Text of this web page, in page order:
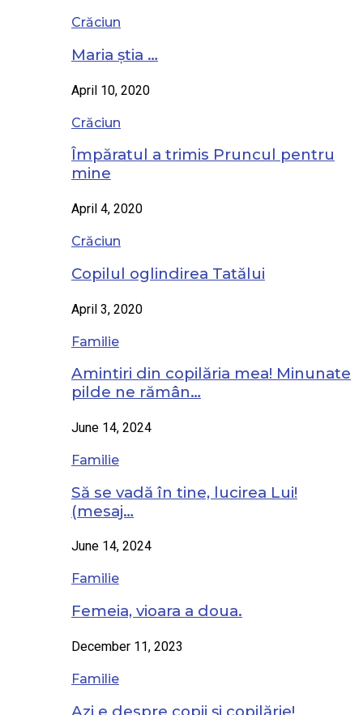
Crăciun
Maria știa …
April 10, 2020
Crăciun
Împăratul a trimis Pruncul pentru
mine
April 4, 2020
Crăciun
Copilul oglindirea Tatălui
April 3, 2020
Familie
Amintiri din copilăria mea! Minunate
pilde ne rămân…
June 14, 2024
Familie
Să se vadă în tine, lucirea Lui!
(mesaj…
June 14, 2024
Familie
Femeia, vioara a doua.
December 11, 2023
Familie
Azi e despre copii și copilărie!